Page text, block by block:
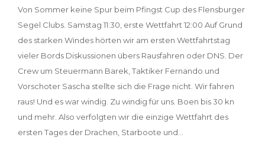
Von Sommer keine Spur beim Pfingst Cup des Flensburger
Segel Clubs. Samstag 11:30, erste Wettfahrt 12:00 Auf Grund
des starken Windes hörten wir am ersten Wettfahrtstag
vieler Bords Diskussionen übers Rausfahren oder DNS. Der
Crew um Steuermann Barek, Taktiker Fernando und
Vorschoter Sascha stellte sich die Frage nicht. Wir fahren
raus! Und es war windig. Zu windig für uns. Boen bis 30 kn
und mehr. Also verfolgten wir die einzige Wettfahrt des
ersten Tages der Drachen, Starboote und…